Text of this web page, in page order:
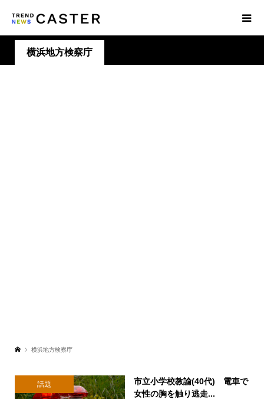
横浜地方検察庁
横浜地方検察庁
話題
市立小学校教諭(40代) 電車で
女性の胸を触り逃走...